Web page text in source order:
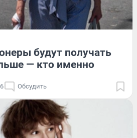
будут получать
— кто именно
Обсудить